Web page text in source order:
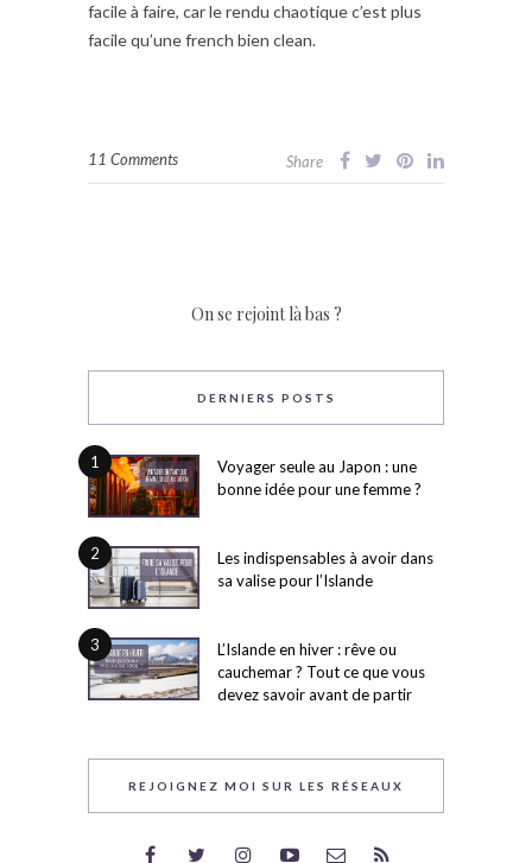
facile à faire, car le rendu chaotique c’est plus
facile qu’une french bien clean.
11 Comments Share
On se rejoint là bas ?
DERNIERS POSTS
1
Voyager seule au Japon : une
bonne idée pour une femme ?
2
Les indispensables à avoir dans
sa valise pour l’Islande
3
L’Islande en hiver : rêve ou
cauchemar ? Tout ce que vous
devez savoir avant de partir
REJOIGNEZ MOI SUR LES RÉSEAUX